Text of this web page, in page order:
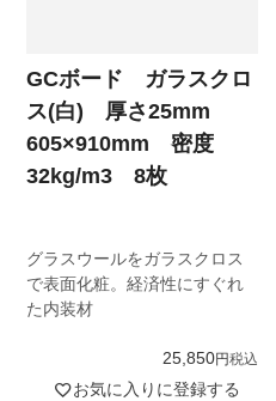
グラスウールをガラスクロス
で表面化粧。経済性にすぐれ
た内装材
GCボード ガラスクロ
ス(白) 厚さ25mm
605×910mm 密度
32kg/m3 8枚
25,850 税込
お気に入りに登録する